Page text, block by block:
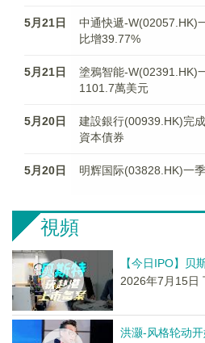
5月21日
中通快遞-W(02057.HK)
比增39.77%
5月21日
塗鴉智能-W(02391.HK)
1101.7萬美元
5月20日
建設銀行(00939.HK)完
資本債券
5月20日 明辉国际(03828.HK)一
視頻
【今日IPO】贝
2026年7月15日
洪灏-风格轮动